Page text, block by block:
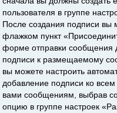
пользователя в группе
После создания подписи вы
флажком пункт
форме отправки сообщения
подписи к размещаемому
вы можете настроить
добавление подписи ко
вами сообщениям, выбрав
опцию в группе настроек